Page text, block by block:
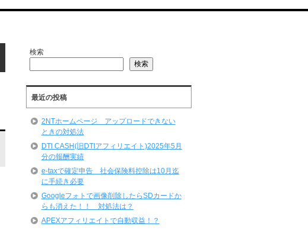
検索
検索
最近の投稿
2NTホームページ アップロードできない
ときの対処法
DTI CASH(旧DTIアフィリエイト)2025年5月
分の報酬実績
e-taxで確定申告 社会保険料控除は10月迄
に手続き必要
Googleフォトで画像削除したらSDカードか
らも消えた！！ 対処法は？
APEXアフィリエイトで自動収益！？